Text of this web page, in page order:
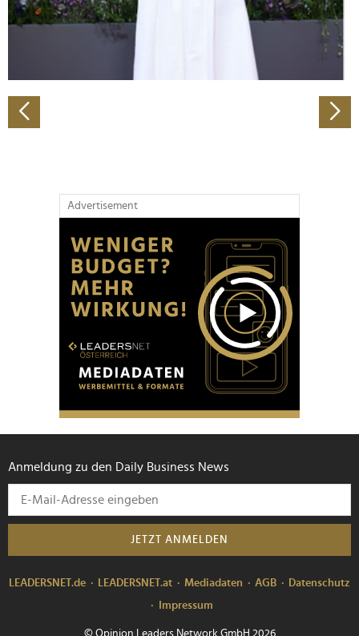
analysieren. Außerdem geben wir Informationen zu Ihrer
Verwendung unserer Website an unsere Partner für
soziale Medien, Werbung und Analysen weiter. Unsere
Partner führen diese Informationen möglicherweise mit
haben oder die sie im Rahmen Ihrer Nutzung der Dienste
gesammelt haben.
Advertisement
Anmeldung zu den Daily Business News
JETZT ANMELDEN
LEADERSNET.de LEADERSNET.at Mediadaten AGB
Datenschutz
Impressum